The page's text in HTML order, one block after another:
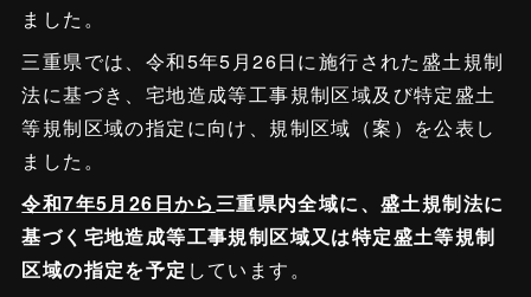
ました。
三重県では、令和5年5月26日に施行された盛土規制
法に基づき、宅地造成等工事規制区域及び特定盛土
等規制区域の指定に向け、規制区域（案）を公表し
ました。
令和7年5月26日から三重県内全域に、盛土規制法に
基づく宅地造成等工事規制区域又は特定盛土等規制
区域の指定を予定 しています。